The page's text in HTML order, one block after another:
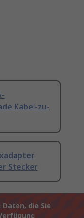
Kabel-zu-
Stecker
die Sie